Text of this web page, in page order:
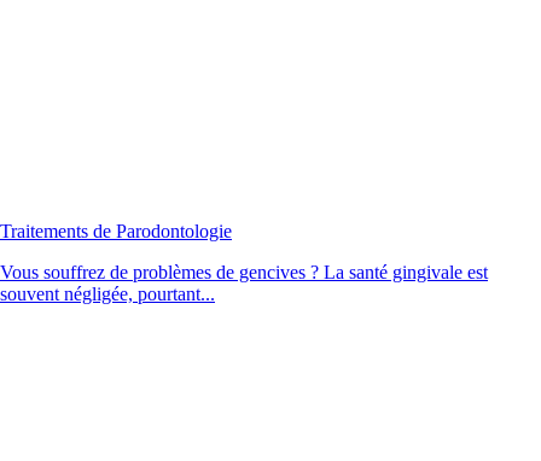
Traitements de Parodontologie
Vous souffrez de problèmes de gencives ? La santé gingivale est
souvent négligée, pourtant...